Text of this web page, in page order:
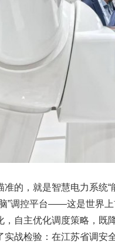
准的，就是智慧电力系统
”调控平台——这是世界
，自主优化调度策略，既
实战检验：在江苏省调安